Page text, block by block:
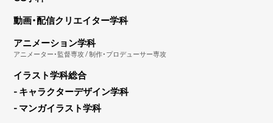
動画・配信クリエイター学科
アニメーション学科
アニメーター・監督専攻 / 制作・プロデューサー専攻
イラスト学科総合
- キャラクターデザイン学科
- マンガイラスト学科